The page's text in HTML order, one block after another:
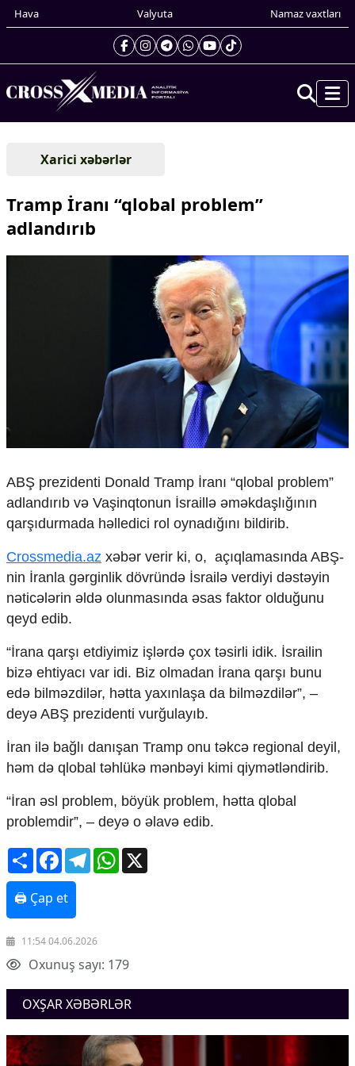
Hava Valyuta Namaz vaxtları
Gündəm
Xarici xəbərlər
Cənubi Qafqaz
İqtisadi
Araşdırma
Multimedia
Video
İnfoqrafika
Podcast
Humanitar
Elm və təhsil
Mədəniyyət
Diaspor
Yüksəliş hekayəsi
Mədəniyyətimizin Zəfəri
Zəfər Diasporu
Səhiyyə
Ailə və uşaq
İqtisadiyyat
İqtisadi xəbərlər
Energetika
Neft-qaz
Əmək və sosial siyasət
Kənd təsərrüfatı
Hərbi sənaye
COP29
Cəmiyyət
Siyasət
Xarici xəbərlər
Tramp İranı “qlobal problem”
adlandırıb
ABŞ prezidenti Donald Tramp İranı “qlobal problem”
adlandırıb və Vaşinqtonun İsraillə əməkdaşlığının
qarşıdurmada həlledici rol oynadığını bildirib.
Crossmedia.az xəbər verir ki, o, açıqlamasında ABŞ-
nin İranla gərginlik dövründə İsrailə verdiyi dəstəyin
nəticələrin əldə olunmasında əsas faktor olduğunu
qeyd edib.
“İrana qarşı etdiyimiz işlərdə çox təsirli idik. İsrailin
bizə ehtiyacı var idi. Biz olmadan İrana qarşı bunu
edə bilməzdilər, hətta yaxınlaşa da bilməzdilər”, –
deyə ABŞ prezidenti vurğulayıb.
İran ilə bağlı danışan Tramp onu təkcə regional deyil,
həm də qlobal təhlükə mənbəyi kimi qiymətləndirib.
“İran əsl problem, böyük problem, hətta qlobal
problemdir”, – deyə o əlavə edib.
ShareFacebookTelegramWhatsApp
🖨 Çap et
11:54 04.06.2026
Oxunuş sayı: 179
OXŞAR XƏBƏRLƏR